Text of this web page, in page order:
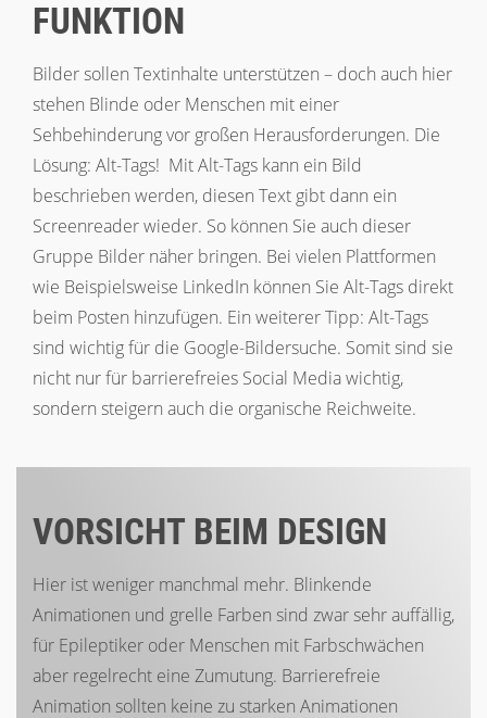
FUNKTION
Bilder sollen Textinhalte unterstützen – doch auch hier
stehen Blinde oder Menschen mit einer
Sehbehinderung vor großen Herausforderungen. Die
Lösung: Alt-Tags! Mit Alt-Tags kann ein Bild
beschrieben werden, diesen Text gibt dann ein
Screenreader wieder. So können Sie auch dieser
Gruppe Bilder näher bringen. Bei vielen Plattformen
wie Beispielsweise LinkedIn können Sie Alt-Tags direkt
beim Posten hinzufügen. Ein weiterer Tipp: Alt-Tags
sind wichtig für die Google-Bildersuche. Somit sind sie
nicht nur für barrierefreies Social Media wichtig,
sondern steigern auch die organische Reichweite.
VORSICHT BEIM DESIGN
Hier ist weniger manchmal mehr. Blinkende
Animationen und grelle Farben sind zwar sehr auffällig,
für Epileptiker oder Menschen mit Farbschwächen
aber regelrecht eine Zumutung. Barrierefreie
Animation sollten keine zu starken Animationen